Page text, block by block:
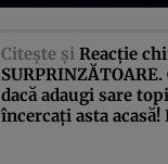
Citeşte şi Reacţie
dacă adaugi sare
încercaţi asta acasă!